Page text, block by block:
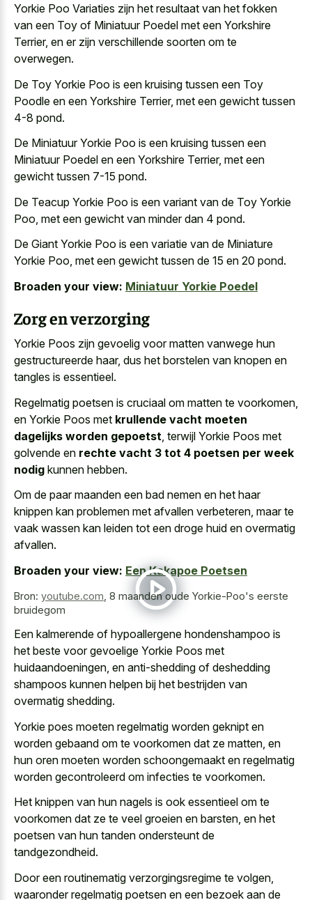
Yorkie Poo Variaties zijn het resultaat van het fokken
van een Toy of Miniatuur Poedel met een Yorkshire
Terrier, en er zijn verschillende soorten om te
overwegen.
De Toy Yorkie Poo is een kruising tussen een Toy
Poodle en een Yorkshire Terrier, met een gewicht tussen
4-8 pond.
De Miniatuur Yorkie Poo is een kruising tussen een
Miniatuur Poedel en een Yorkshire Terrier, met een
gewicht tussen 7-15 pond.
De Teacup Yorkie Poo is een variant van de Toy Yorkie
Poo, met een gewicht van minder dan 4 pond.
De Giant Yorkie Poo is een variatie van de Miniature
Yorkie Poo, met een gewicht tussen de 15 en 20 pond.
Broaden your view: Miniatuur Yorkie Poedel
Zorg en verzorging
Yorkie Poos zijn gevoelig voor matten vanwege hun
gestructureerde haar, dus het borstelen van knopen en
tangles is essentieel.
Regelmatig poetsen is cruciaal om matten te voorkomen,
en Yorkie Poos met krullende vacht moeten
dagelijks worden gepoetst , terwijl Yorkie Poos met
golvende en rechte vacht 3 tot 4 poetsen per week
nodig kunnen hebben.
Om de paar maanden een bad nemen en het haar
knippen kan problemen met afvallen verbeteren, maar te
vaak wassen kan leiden tot een droge huid en overmatig
afvallen.
Broaden your view: Een Kakapoe Poetsen
Bron: youtube.com 8 maanden oude Yorkie-Poo's eerste
bruidegom
Een kalmerende of hypoallergene hondenshampoo is
het beste voor gevoelige Yorkie Poos met
huidaandoeningen, en anti-shedding of deshedding
shampoos kunnen helpen bij het bestrijden van
overmatig shedding.
Yorkie poes moeten regelmatig worden geknipt en
worden gebaand om te voorkomen dat ze matten, en
hun oren moeten worden schoongemaakt en regelmatig
worden gecontroleerd om infecties te voorkomen.
Het knippen van hun nagels is ook essentieel om te
voorkomen dat ze te veel groeien en barsten, en het
poetsen van hun tanden ondersteunt de
tandgezondheid.
Door een routinematig verzorgingsregime te volgen,
waaronder regelmatig poetsen en een bezoek aan de